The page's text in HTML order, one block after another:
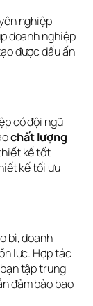
nghiệp
doanh nghiệp
được dấu ấn
có đội ngũ
chất lượng
kế tốt
kế tối ưu
bì, doanh
lực. Hợp tác
tập trung
đảm bảo bao